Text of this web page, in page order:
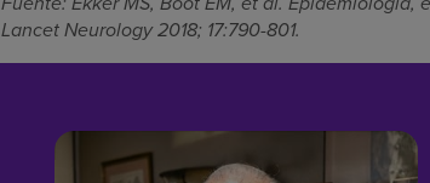
Lancet Neurology 2018; 17:790-801.